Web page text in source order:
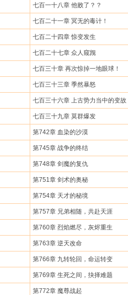
七百一十八章 他败了？？
七百二十一章 冥无的毒计！
七百二十四章 惊变发生
七百二十七章 众人窥觊
七百三十章 再次惊掉一地眼球！
七百三十三章 季然暴怒
七百三十六章 上古势力当中的变故
七百三十九章 莫群爆发
第742章 血染的沙漠
第745章 战争的终结
第748章 剑魔的复仇
第751章 剑术的奥秘
第754章 天才的秘境
第757章 兄弟相随，共赴天涯
第760章 烈焰燃尽，灰烬重生
第763章 逆天改命
第766章 九转轮回，命运转变
第769章 生死之间，抉择难题
第772章 魔尊战起